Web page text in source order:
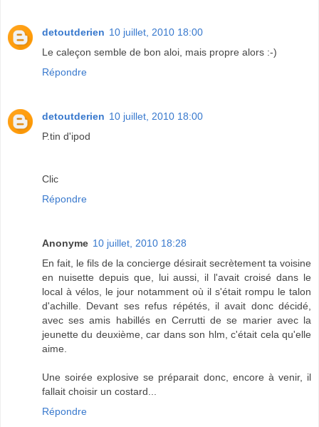
detoutderien 10 juillet, 2010 18:00
Le caleçon semble de bon aloi, mais propre alors :-)
Répondre
detoutderien 10 juillet, 2010 18:00
P.tin d'ipod
Clic
Répondre
Anonyme 10 juillet, 2010 18:28
En fait, le fils de la concierge désirait secrètement ta voisine
en nuisette depuis que, lui aussi, il l'avait croisé dans le
local à vélos, le jour notamment où il s'était rompu le talon
d'achille. Devant ses refus répétés, il avait donc décidé,
avec ses amis habillés en Cerrutti de se marier avec la
jeunette du deuxième, car dans son hlm, c'était cela qu'elle
aime.
Une soirée explosive se préparait donc, encore à venir, il
fallait choisir un costard...
Répondre